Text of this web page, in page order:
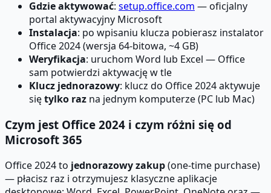
Gdzie aktywować: setup.office.com — oficjalny
portal aktywacyjny Microsoft
Instalacja: po wpisaniu klucza pobierasz instalator
Office 2024 (wersja 64-bitowa, ~4 GB)
Weryfikacja: uruchom Word lub Excel — Office
sam potwierdzi aktywację w tle
Klucz jednorazowy: klucz do Office 2024 aktywuje
siętylko raz na jednym komputerze (PC lub Mac)
Czym jest Office 2024 i czym różni się od
Microsoft 365
Office 2024 to jednorazowy zakup(one-time purchase)
— płacisz raz i otrzymujesz klasyczne aplikacje